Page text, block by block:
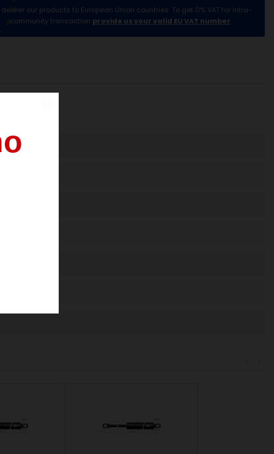
deliver our products to European Union countries. To get 0% VAT for intra-
community transaction provide us your valid EU VAT number
o